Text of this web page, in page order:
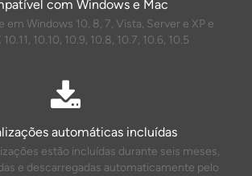
com Windows e Mac
em Windows 10, 8, 7, Vista, Server e XP e
10.10, 10.9, 10.8, 10.7, 10.6, 10.5
automáticas incluídas
estão incluídas durante seis meses,
e descarregadas automaticamente pelo